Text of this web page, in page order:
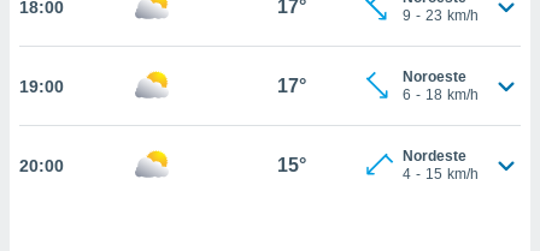
todos os
no
um perfil
18:00 17°
9 - 23 km/h
19:00 17°
Noroeste
6 - 18 km/h
20:00 15°
Nordeste
4 - 15 km/h